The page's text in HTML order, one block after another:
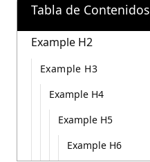
Tabla de Contenidos
Example H2
Example H3
Example H4
Example H5
Example H6